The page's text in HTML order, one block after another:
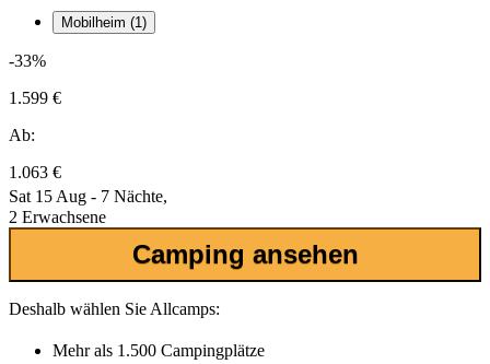
Mobilheim (1)
-33%
1.599 €
Ab:
1.063 €
Sat 15 Aug - 7 Nächte,
2 Erwachsene
Camping ansehen
Deshalb wählen Sie Allcamps:
Mehr als 1.500 Campingplätze